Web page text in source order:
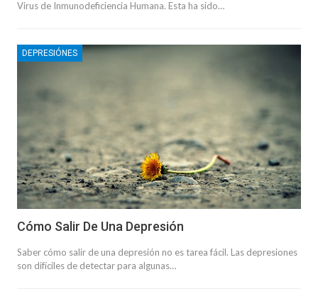
Virus de Inmunodeficiencia Humana. Esta ha sido…
DEPRESIÓNES
Cómo Salir De Una Depresión
Saber cómo salir de una depresión no es tarea fácil. Las depresiones
son difíciles de detectar para algunas…